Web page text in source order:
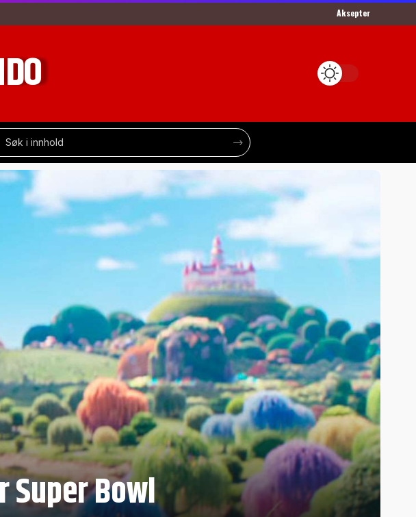
Aksepter
Bowl